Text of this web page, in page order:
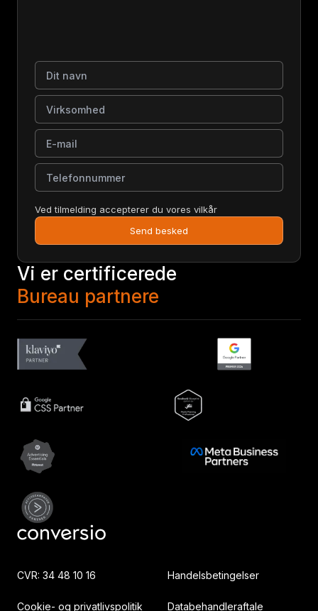
Dit navn
Virksomhed
E-mail
Telefonnummer
Ved tilmelding accepterer du vores vilkår
Send besked
Vi er certificerede
Bureau partnere
CVR: 34 48 10 16 Handelsbetingelser
Cookie- og privatlivspolitik Databehandleraftale